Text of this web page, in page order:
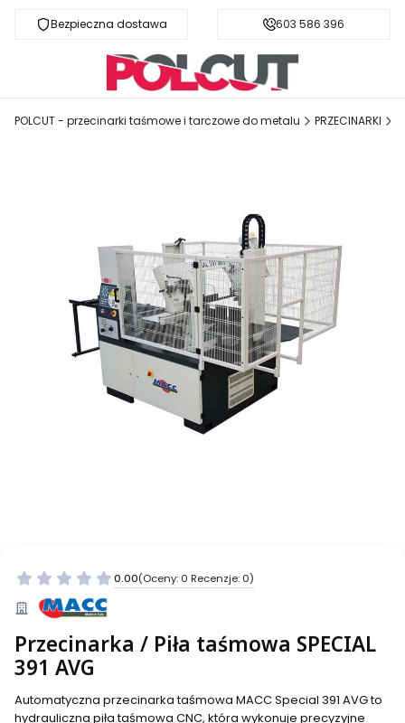
Bezpieczna dostawa Fachowa pomoc
603 586 396
POLCUT - przecinarki taśmowe i tarczowe do metalu PRZECINARKI
0.00(Oceny: 0 Recenzje: 0)
Przecinarka / Piła taśmowa SPECIAL
391 AVG
Automatyczna przecinarka taśmowa MACC Special 391 AVG to
hydrauliczna piła taśmowa CNC, która wykonuje precyzyjne